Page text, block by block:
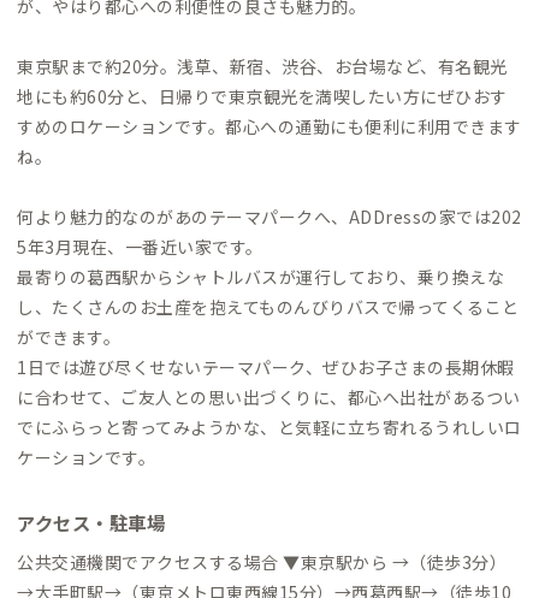
が、やはり都心への利便性の良さも魅力的。
東京駅まで約20分。浅草、新宿、渋谷、お台場など、有名観光
地にも約60分と、日帰りで東京観光を満喫したい方にぜひおす
すめのロケーションです。都心への通勤にも便利に利用できます
ね。
何より魅力的なのがあのテーマパークへ、ADDressの家では202
5年3月現在、一番近い家です。
最寄りの葛西駅からシャトルバスが運行しており、乗り換えな
し、たくさんのお土産を抱えてものんびりバスで帰ってくること
ができます。
1日では遊び尽くせないテーマパーク、ぜひお子さまの長期休暇
に合わせて、ご友人との思い出づくりに、都心へ出社があるつい
でにふらっと寄ってみようかな、と気軽に立ち寄れるうれしいロ
ケーションです。
アクセス・駐車場
公共交通機関でアクセスする場合 ▼東京駅から →（徒歩3分）
→大手町駅→（東京メトロ東西線15分）→西葛西駅→（徒歩10